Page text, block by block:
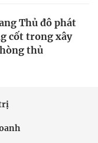
Thủ đô phát
cốt trong xây
thủ